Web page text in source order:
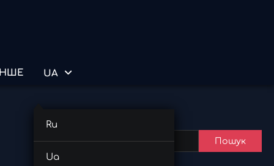
UA
Ru
Ua
Пошук